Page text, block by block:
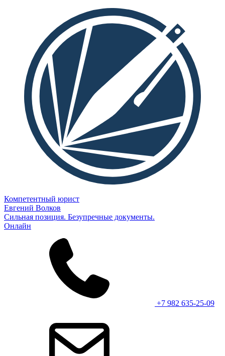
Компетентный юрист
Евгений Волков
Сильная позиция. Безупречные документы.
Онлайн
+7 982 635-25-09